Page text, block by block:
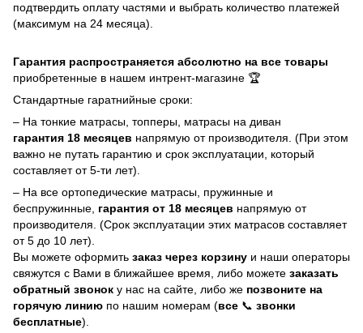
подтвердить оплату частями и выбрать количество платежей
(максимум на 24 месяца).
Гарантия распространяется абсолютно на все товары
приобретенные в нашем интрент-магазине 🏆
Стандартные гаратнийные сроки:
– На тонкие матрасы, топперы, матрасы на диван
гарантия 18 месяцев напрямую от производителя. (При этом
важно не путать гарантию и срок эксплуатации, который
составляет от 5-ти лет).
– На все ортопедические матрасы, пружинные и
беспружинные, гарантия от 18 месяцев напрямую от
производителя. (Срок эксплуатации этих матрасов составляет
от 5 до 10 лет).
Вы можете оформить заказ через корзину и наши операторы
свяжутся с Вами в ближайшее время, либо можете заказать
обратный звонок у нас на сайте, либо же позвоните на
горячую линию по нашим номерам (все 📞 звонки
бесплатные).